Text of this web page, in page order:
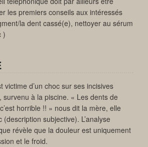
les premiers conseils aux intéressés
la dent cassé(e), nettoyer au sérum
)
victime d’un choc sur ses incisives
à la piscine. « Les dents de
horrible !! » nous dit la mère, elle
subjective). L’analyse
révèle que la douleur est uniquement
et le froid.